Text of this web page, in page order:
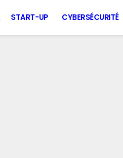
START-UP CYBERSÉCURITÉ